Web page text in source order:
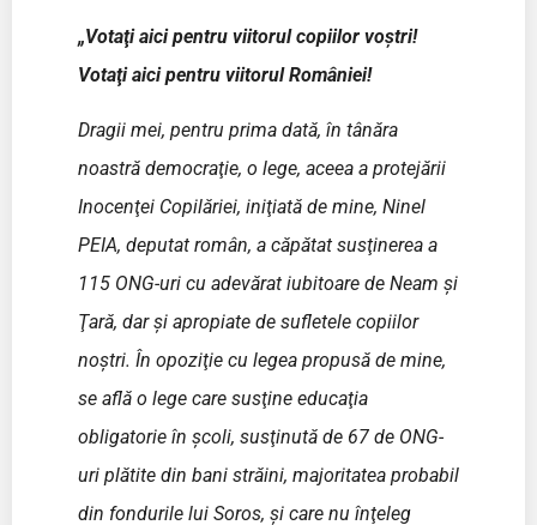
„Votaţi aici pentru viitorul copiilor voştri!
Votaţi aici pentru viitorul României!
Dragii mei, pentru prima dată, în tânăra
noastră democraţie, o lege, aceea a protejării
Inocenţei Copilăriei, iniţiată de mine, Ninel
PEIA, deputat român, a căpătat susţinerea a
115 ONG-uri cu adevărat iubitoare de Neam şi
Ţară, dar şi apropiate de sufletele copiilor
noştri. În opoziţie cu legea propusă de mine,
se află o lege care susţine educaţia
obligatorie în şcoli, susţinută de 67 de ONG-
uri plătite din bani străini, majoritatea probabil
din fondurile lui Soros, şi care nu înţeleg